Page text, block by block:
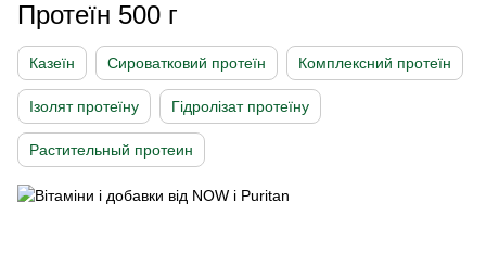
Протеїн 500 г
Казеїн Сироватковий протеїн Комплексний протеїн
Ізолят протеїну Гідролізат протеїну
Растительный протеин